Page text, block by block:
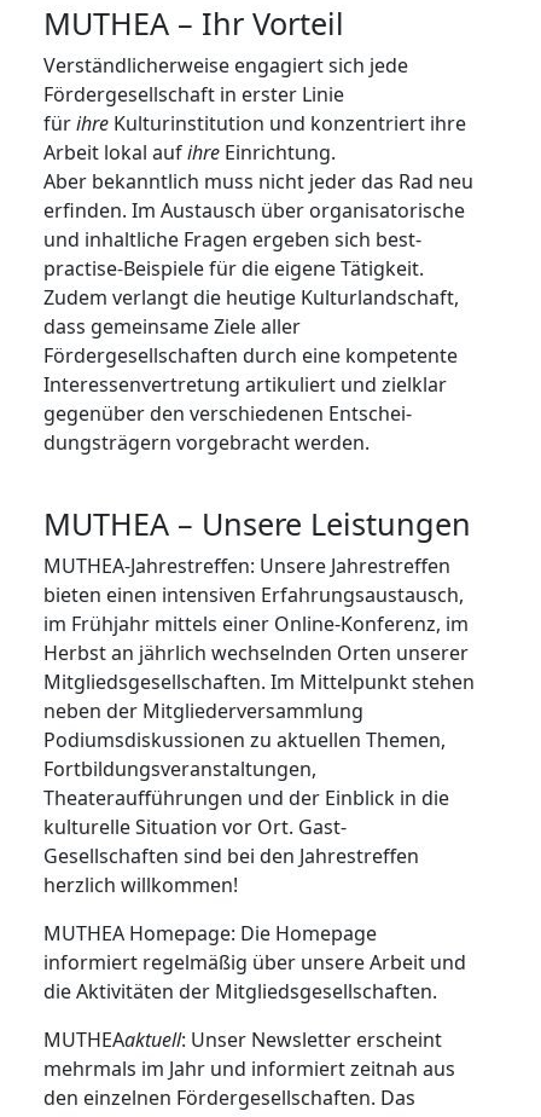
MUTHEA – Ihr Vorteil
Verständlicherweise engagiert sich jede
Fördergesellschaft in erster Linie
fürihre Kulturinstitution und konzentriert ihre
Arbeit lokal aufihre Einrichtung.
Aber bekanntlich muss nicht jeder das Rad neu
erfinden. Im Austausch über organisatorische
und inhaltliche Fragen ergeben sich best-
practise-Beispiele für die eigene Tätigkeit.
Zudem verlangt die heutige Kulturlandschaft,
dass gemein­same Ziele aller
Fördergesellschaften durch eine kompetente
Interessenvertretung artikuliert und zielklar
gegenüber den verschiedenen Ent­schei­
dungsträgern vorgebracht werden.
MUTHEA – Unsere Leistungen
MUTHEA-Jahrestreffen: Unsere Jahrestreffen
bieten einen intensiven Erfahrungsaustausch,
im Frühjahr mittels einer Online-Konferenz, im
Herbst an jährlich wechselnden Orten unserer
Mitgliedsgesellschaften. Im Mittelpunkt stehen
neben der Mitgliederversammlung
Podiumsdiskussionen zu aktuellen Themen,
Fortbildungsveranstaltungen,
Theateraufführungen und der Einblick in die
kulturelle Situation vor Ort. Gast-
Gesellschaften sind bei den Jahrestreffen
herzlich willkommen!
MUTHEA Homepage: Die Homepage
informiert regelmäßig über unsere Arbeit und
die Aktivitäten der Mitgliedsgesellschaften.
MUTHEAaktuell: Unser Newsletter erscheint
mehrmals im Jahr und informiert zeitnah aus
den einzelnen Fördergesellschaften. Das